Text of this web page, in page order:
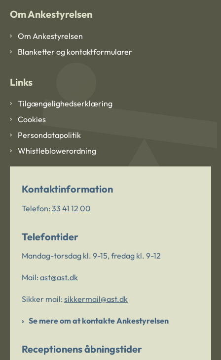
Om Ankestyrelsen
Om Ankestyrelsen
Blanketter og kontaktformularer
Links
Tilgængelighedserklæring
Cookies
Persondatapolitik
Whistleblowerordning
Kontaktinformation
Telefon: 33 41 12 00
Telefontider
Mandag-torsdag kl. 9-15, fredag kl. 9-12
Mail: ast@ast.dk
Sikker mail: sikkermail@ast.dk
Se mere om at kontakte Ankestyrelsen
Receptionens åbningstider